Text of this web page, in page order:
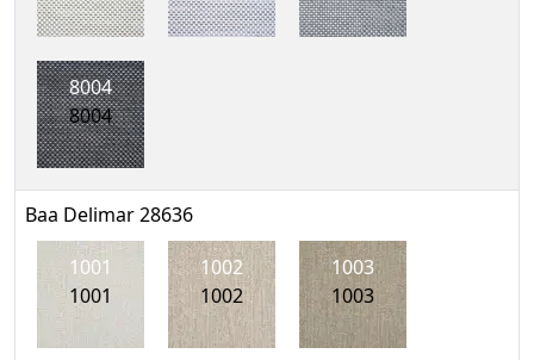
8004
8004
Baa Delimar 28636
1001
1001
1002
1002
1003
1003